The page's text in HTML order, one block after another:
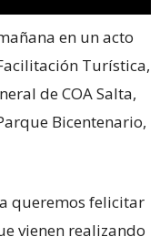
en un acto
Turística,
de COA Salta,
Bicentenario,
queremos felicitar
vienen realizando